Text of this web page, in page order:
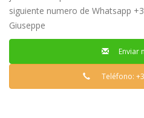
siguiente numero de Whatsapp
Giuseppe
Enviar
Teléfono: